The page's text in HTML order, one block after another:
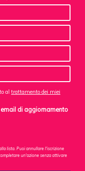
al trattamento dei miei
email di aggiornamento
lista. Puoi annullare l'iscrizione
un'azione senza attivare